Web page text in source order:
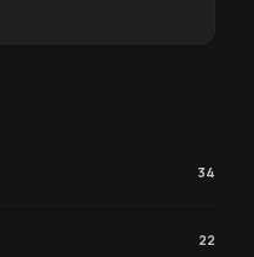
34
22